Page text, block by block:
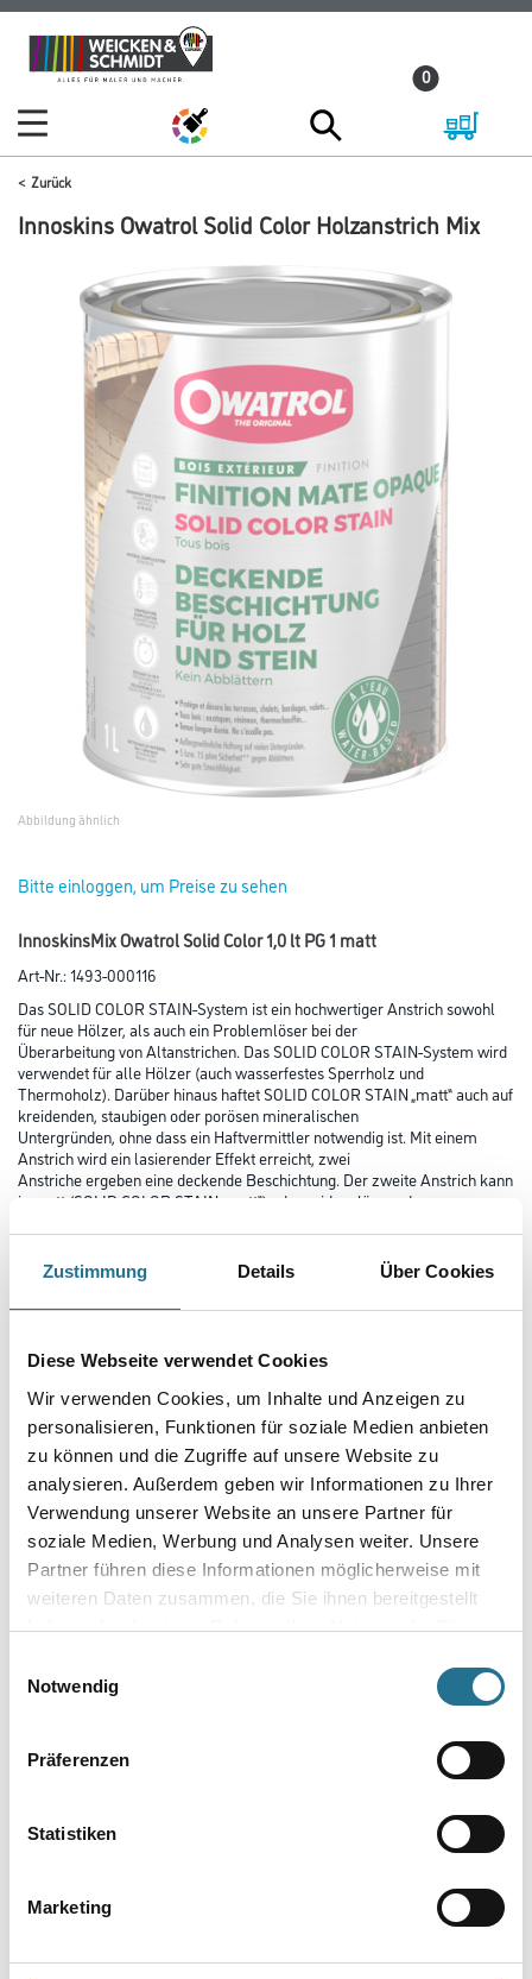
Zustimmung Details Über Cookies
Diese Webseite verwendet Cookies
Wir verwenden Cookies, um Inhalte und Anzeigen zu
personalisieren, Funktionen für soziale Medien anbieten
zu können und die Zugriffe auf unsere Website zu
analysieren. Außerdem geben wir Informationen zu Ihrer
Verwendung unserer Website an unsere Partner für
soziale Medien, Werbung und Analysen weiter. Unsere
Partner führen diese Informationen möglicherweise mit
weiteren Daten zusammen, die Sie ihnen bereitgestellt
haben oder die sie im Rahmen Ihrer Nutzung der Dienste
Notwendig
Präferenzen
Statistiken
Marketing
Zum
Inhalt
Zum
Navigationsmenü
0
Zurück
Innoskins Owatrol Solid Color Holzanstrich Mix
Abbildung ähnlich
Bitte einloggen, um Preise zu sehen
InnoskinsMix Owatrol Solid Color 1,0 lt PG 1 matt
Art-Nr.:1493-000116
Das SOLID COLOR STAIN-System ist ein hochwertiger Anstrich sowohl
für neue Hölzer, als auch ein Problemlöser bei der
Überarbeitung von Altanstrichen. Das SOLID COLOR STAIN-System wird
verwendet für alle Hölzer (auch wasserfestes Sperrholz und
Thermoholz). Darüber hinaus haftet SOLID COLOR STAIN „matt“ auch auf
kreidenden, staubigen oder porösen mineralischen
Untergründen, ohne dass ein Haftvermittler notwendig ist. Mit einem
Anstrich wird ein lasierender Effekt erreicht, zwei
Anstriche ergeben eine deckende Beschichtung. Der zweite Anstrich kann
in matt (SOLID COLOR STAIN „matt“) oder seidenglänzend
Farbtonbezeichnung
Glanzgrad
Gebinde
Umrechnungsfaktoren
- Hochwertiger Acryl-Decklack modifiziert mit OWATROL EB